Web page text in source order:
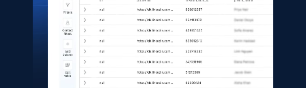
Shein- Products
Product name, Description, Initial price, Final
price, Currency, In stock, Color, Size, and more.